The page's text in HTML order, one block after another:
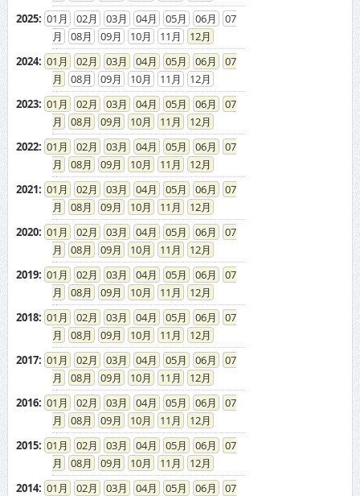
2025: 01 02 03 04 05 06
07
08
09 10 11
12
2024: 01 02 03 04 05 06
07
08
09 10 11
12
2023: 01 02 03 04 05 06
07
08
09 10 11
12
2022: 01 02 03 04 05 06
07
08
09 10 11
12
2021: 01 02 03 04 05 06
07
08
09 10 11
12
2020: 01 02 03 04 05 06
07
08
09 10 11
12
2019: 01 02 03 04 05 06
07
08
09 10 11
12
2018: 01 02 03 04 05 06
07
08
09 10 11
12
2017: 01 02 03 04 05 06
07
08
09 10 11
12
2016: 01 02 03 04 05 06
07
08
09 10 11
12
2015: 01 02 03 04 05 06
07
08
09 10 11
12
2014: 01 02 03 04 05 06
07